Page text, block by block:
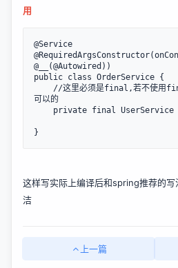
用
@Service
@__(@Autowired))
public class OrderService {
可以的
}
这样写实际上编译后和spring推荐的
洁
上一篇